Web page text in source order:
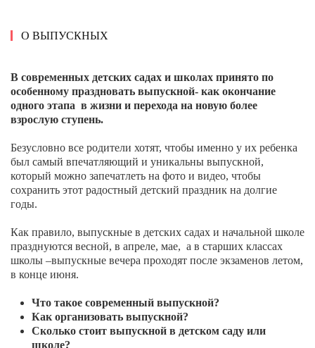
О ВЫПУСКНЫХ
В современных детских садах и школах принято по
особенному праздновать выпускной- как окончание
одного этапа в жизни и перехода на новую более
взрослую ступень.
Безусловно все родители хотят, чтобы именно у их ребенка
был самый впечатляющий и уникальны выпускной,
который можно запечатлеть на фото и видео, чтобы
сохранить этот радостный детский праздник на долгие
годы.
Как правило, выпускные в детских садах и начальной школе
празднуются весной, в апреле, мае, а в старших классах
школы –выпускные вечера проходят после экзаменов летом,
в конце июня.
Что такое современный выпускной?
Как организовать выпускной?
Сколько стоит выпускной в детском саду или
школе?